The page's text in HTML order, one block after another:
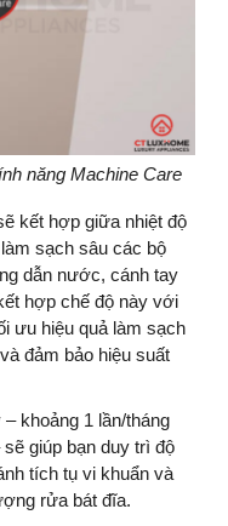
năng Machine Care
kết hợp giữa nhiệt độ
sạch sâu các bộ
dẫn nước, cánh tay
hợp chế độ này với
ưu hiệu quả làm sạch
đảm bảo hiệu suất
khoảng 1 lần/tháng
giúp bạn duy trì độ
tích tụ vi khuẩn và
rửa bát đĩa.